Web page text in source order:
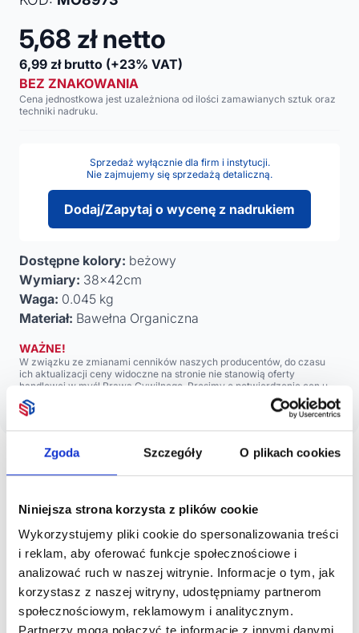
Zgoda Szczegóły O plikach cookies
Niniejsza strona korzysta z plików cookie
Wykorzystujemy pliki cookie do spersonalizowania treści
i reklam, aby oferować funkcje społecznościowe i
analizować ruch w naszej witrynie. Informacje o tym, jak
korzystasz z naszej witryny, udostępniamy partnerom
społecznościowym, reklamowym i analitycznym.
5,68 zł netto
6,99 zł brutto (+23% VAT)
BEZ ZNAKOWANIA
Cena jednostkowa jest uzależniona od ilości zamawianych sztuk oraz
techniki nadruku.
Sprzedaż wyłącznie dla firm i instytucji.
Nie zajmujemy się sprzedażą detaliczną.
Dodaj/Zapytaj o wycenę z nadrukiem
Dostępne kolory: beżowy
Wymiary: 38x42cm
Waga: 0.045 kg
Materiał: Bawełna Organiczna
WAŻNE!
W związku ze zmianami cenników naszych producentów, do czasu
ich aktualizacji ceny widoczne na stronie nie stanowią oferty
handlowej w myśl Prawa Cywilnego. Prosimy o potwierdzenie cen u
naszych handlowców.
Przepraszamy za utrudnienia.
Torba na zakupy z długimi uchwytami, wykonana z
bawełny organicznej 105 gr/m².